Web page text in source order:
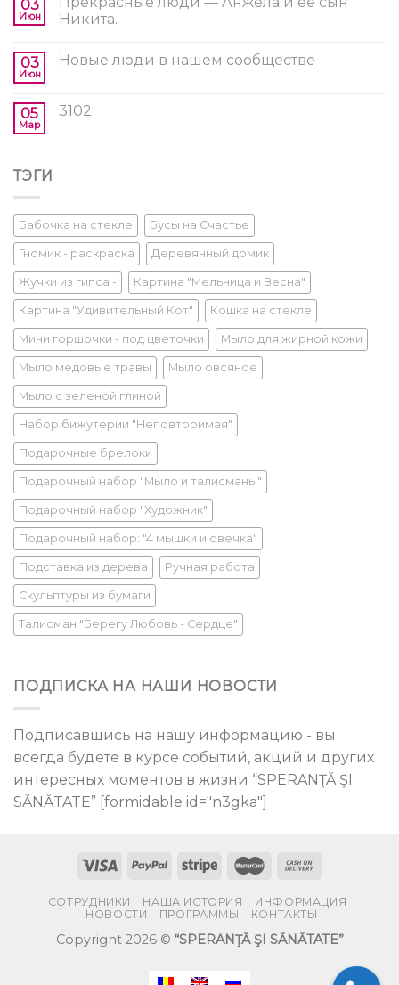
03
Июн
Никита.
03
Июн
Новые люди в нашем сообществе
05
Мар
3102
ТЭГИ
Бабочка на стекле Бусы на Счастье
Гномик - раскраска Деревянный домик
Жучки из гипса - Картина "Мельница и Весна"
Картина "Удивительный Кот" Кошка на стекле
Мини горшочки - под цветочки Мыло для жирной кожи
Мыло медовые травы Мыло овсяное
Мыло с зеленой глиной
Набор бижутерии "Неповторимая"
Подарочные брелоки
Подарочный набор "Мыло и талисманы"
Подарочный набор "Художник"
Подарочный набор: "4 мышки и овечка"
Подставка из дерева Ручная работа
Скульптуры из бумаги
Талисман "Берегу Любовь - Сердце"
ПОДПИСКА НА НАШИ НОВОСТИ
Подписавшись на нашу информацию - вы
всегда будете в курсе событий, акций и других
интересных моментов в жизни “SPERANŢĂ ŞI
SĂNĂTATE” [formidable id="n3gka"]
СОТРУДНИКИ НАША ИСТОРИЯ
ИНФОРМАЦИЯ
НОВОСТИ
ПРОГРАММЫ КОНТАКТЫ
Copyright 2026 © “SPERANŢĂ ŞI SĂNĂTATE”